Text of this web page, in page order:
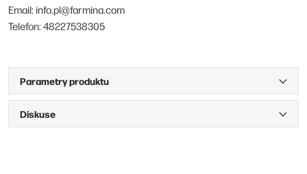
Email: info.pl@farmina.com
Telefon: 48227538305
Parametry produktu
Diskuse